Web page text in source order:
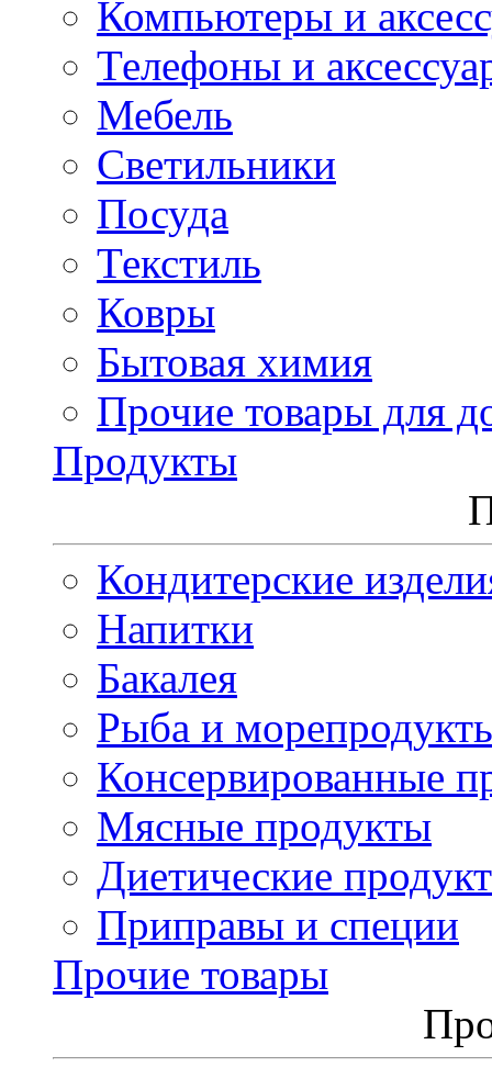
Компьютеры и
Телефоны и
Мебель
Светильники
Посуда
Текстиль
Ковры
Бытовая химия
Прочие товары для
Продукты
Кондитерские
Напитки
Бакалея
Рыба и
Консервированные
Мясные продукты
Диетические
Приправы и специи
Прочие товары